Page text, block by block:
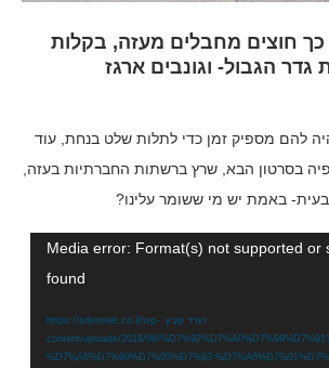
חוצים מחבלים מעזה, בקלות
הגבול- וגונבים ארגז
להם מספיק זמן כדי לתלות שלט בנחת, עוד
בסרטון הבא, שרץ ברשתות החברתיות בעזה,
באמת יש מי ששומר עלינו?
Media error: Format(s) not supported or
found
הורד קובץ: https://sderonet.co.il/wp-
content/uploads/2018/06/
%D7%A6%D7%99%D7%95%D7%93-